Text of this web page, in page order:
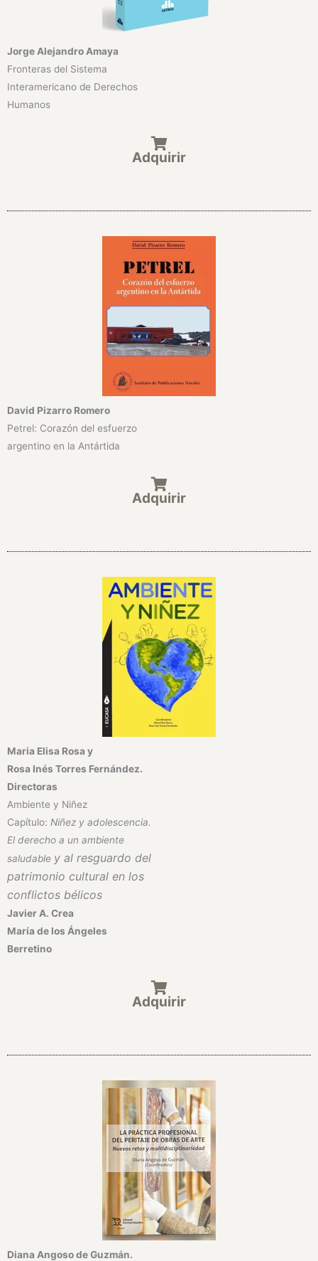
Jorge Alejandro Amaya
Fronteras del Sistema
Interamericano de Derechos
Humanos
Adquirir
David Pizarro Romero
Petrel: Corazón del esfuerzo
argentino en la Antártida
Adquirir
Maria Elisa Rosa y
Rosa Inés Torres Fernández.
Directoras
Ambiente y Niñez
Capítulo: Niñez y adolescencia.
El derecho a un ambiente
saludable y al resguardo del
patrimonio cultural en los
conflictos bélicos
Javier A. Crea
María de los Ángeles
Berretino
Adquirir
Diana Angoso de Guzmán.